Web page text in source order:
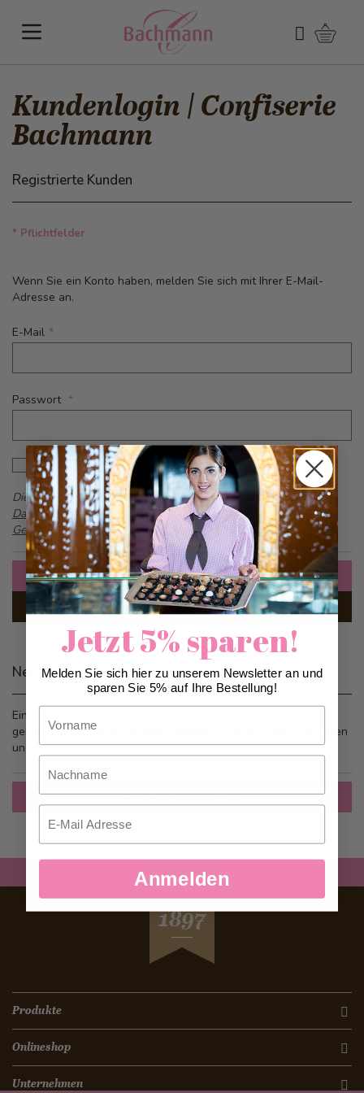
Suchen
Kundenlogin | Confiserie
Bachmann
Registrierte Kunden
* Pflichtfelder
Wenn Sie ein Konto haben, melden Sie sich mit Ihrer E-Mail-
Adresse an.
E-Mail
Passwort
Passwort anzeigen
Dieses Formular ist durch reCAPTCHA geschützt -Google
Datenschutzbestimmungenund
Allgemeine
Geschäftsbedingungen
Anmelden
Passwort vergessen?
Neue Kunden
Ein Konto zu erstellen hat viele Vorteile: schneller zur Kasse
gehen, mehr als eine Adresse speichern, Bestellungen verfolgen
und mehr.
Ein Konto erstellen
SEIT
1897
Produkte
Onlineshop
Unternehmen
Jetzt 5% sparen!
Melden Sie sich hier zu unserem Newsletter an und
sparen Sie 5% auf Ihre Bestellung!
Nachname
Email
Anmelden